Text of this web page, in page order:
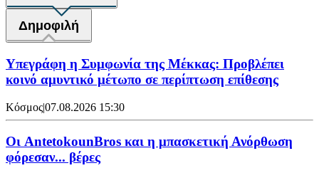
Δημοφιλή
Υπεγράφη η Συμφωνία της Μέκκας: Προβλέπει
κοινό αμυντικό μέτωπο σε περίπτωση επίθεσης
Κόσμος|07.08.2026 15:30
Oι AntetokounBros και η μπασκετική Ανόρθωση
φόρεσαν... βέρες